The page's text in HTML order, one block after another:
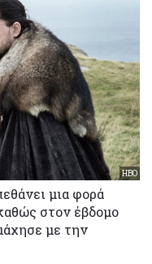
HBO
μια φορά
στον έβδομο
με την